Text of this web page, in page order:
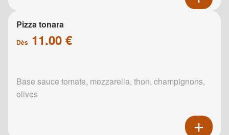
Pizza tonara
Dès 11.00 €
Base sauce tomate, mozzarella, thon, champignons,
olives